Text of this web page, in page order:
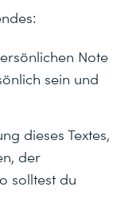
Note
sein und
dieses Textes,
der
solltest du